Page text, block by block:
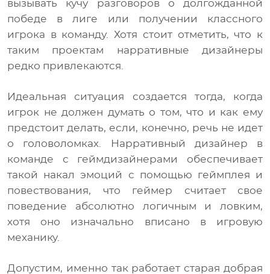
вызывать кучу разговоров о долгожданной
победе в лиге или получении классного
игрока в команду. Хотя стоит отметить, что к
таким проектам нарративные дизайнеры
редко привлекаются.
Идеальная ситуация создается тогда, когда
игрок не должен думать о том, что и как ему
предстоит делать, если, конечно, речь не идет
о головоломках. Нарративный дизайнер в
команде с геймдизайнерами обеспечивает
такой накал эмоций с помощью геймплея и
повествования, что геймер считает свое
поведение абсолютно логичным и ловким,
хотя оно изначально вписано в игровую
механику.
Допустим, именно так работает старая добрая